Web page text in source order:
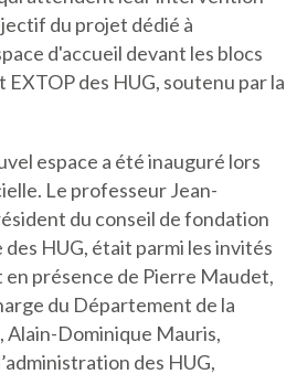
du projet dédié à
d'accueil devant les blocs
des HUG, soutenu par la
espace a été inauguré lors
Le professeur Jean-
du conseil de fondation
HUG, était parmi les invités
en présence de Pierre Maudet,
du Département de la
Alain-Dominique Mauris,
des HUG,